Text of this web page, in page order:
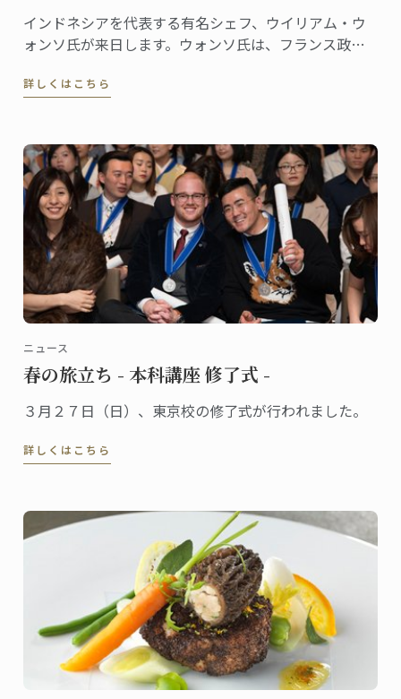
インドネシアを代表する有名シェフ、ウイリアム・ウ
ォンソ氏が来日します。ウォンソ氏は、フランス政府
agricole "勲章も授与された料理界の重鎮。
詳しくはこちら
ニュース
春の旅立ち - 本科講座 修了式 -
３月２７日（日）、東京校の修了式が行われました。
詳しくはこちら